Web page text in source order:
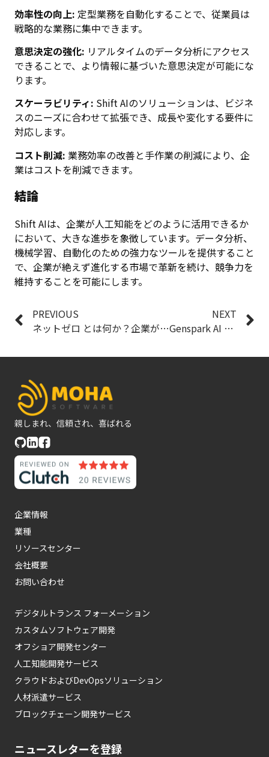
効率性の向上: 定型業務を自動化することで、従業員は
戦略的な業務に集中できます。
意思決定の強化: リアルタイムのデータ分析にアクセス
できることで、より情報に基づいた意思決定が可能にな
ります。
スケーラビリティ: Shift AIのソリューションは、ビジネ
スのニーズに合わせて拡張でき、成長や変化する要件に
対応します。
コスト削減: 業務効率の改善と手作業の削減により、企
業はコストを削減できます。
結論
Shift AIは、企業が人工知能をどのように活用できるか
において、大きな進歩を象徴しています。データ分析、
機械学習、自動化のための強力なツールを提供すること
で、企業が絶えず進化する市場で革新を続け、競争力を
維持することを可能にします。
PREVIOUS
ネットゼロ とは何か？企業が今すぐ知るべき脱炭素への第一歩
NEXT
Genspark AI とは？包括的な概要
親しまれ、信頼され、喜ばれる
企業情報
業種
リソースセンター
会社概要
お問い合わせ
デジタルトランス フォーメーション
カスタムソフトウェア開発
オフショア開発センター
人工知能開発サービス
クラウドおよびDevOpsソリューション
人材派遣サービス
ブロックチェーン開発サービス
ニュースレターを登録